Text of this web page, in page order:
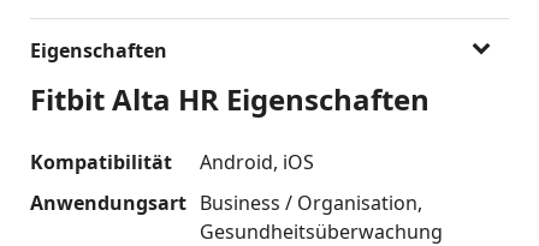
Eigenschaften
Fitbit Alta HR Eigenschaften
Kompatibilität Android iOS
Anwendungsart Business / Organisation
Gesundheitsüberwachung